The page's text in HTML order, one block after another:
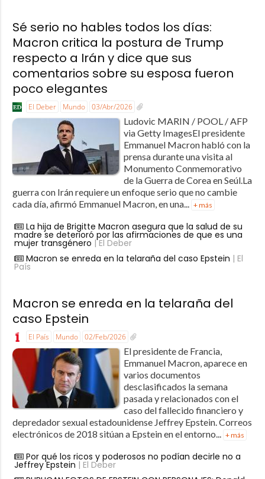
Sé serio no hables todos los días:
Macron critica la postura de Trump
respecto a Irán y dice que sus
comentarios sobre su esposa fueron
poco elegantes
El Deber Mundo 03/Abr/2026
Ludovic MARIN / POOL / AFP
via Getty ImagesEl presidente
Emmanuel Macron habló con la
prensa durante una visita al
Monumento Conmemorativo
de la Guerra de Corea en Seúl.La
guerra con Irán requiere un enfoque serio que no cambie
cada día, afirmó Emmanuel Macron, en una... + más
La hija de Brigitte Macron asegura que la salud de su
madre se deterioró por las afirmaciones de que es una
mujer transgénero | El Deber
Macron se enreda en la telaraña del caso Epstein | El
País
Macron se enreda en la telaraña del
caso Epstein
El País Mundo 02/Feb/2026
El presidente de Francia,
Emmanuel Macron, aparece en
varios documentos
desclasificados la semana
pasada y relacionados con el
caso del fallecido financiero y
depredador sexual estadounidense Jeffrey Epstein. Correos
electrónicos de 2018 sitúan a Epstein en el entorno...
+ más
Por qué los ricos y poderosos no podían decirle no a
Jeffrey Epstein | El Deber